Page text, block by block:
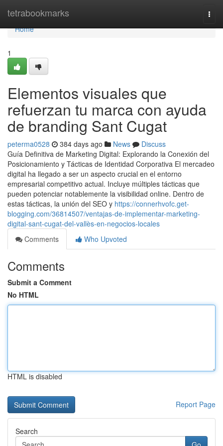
tetrabookmarks
Home
Home
1
Elementos visuales que
refuerzan tu marca con ayuda
de branding Sant Cugat
peterma0528 384 days ago News
Discuss
Guía Definitiva de Marketing Digital: Explorando la Conexión del
Posicionamiento y Tácticas de Identidad Corporativa El mercadeo
digital ha llegado a ser un aspecto crucial en el entorno
empresarial competitivo actual. Incluye múltiples tácticas que
pueden potenciar notablemente la visibilidad online. Dentro de
estas tácticas, la unión del SEO y https://connerhvofc.get-
blogging.com/36814507/ventajas-de-implementar-marketing-
digital-sant-cugat-del-vallès-en-negocios-locales
Comments
Who Upvoted
Comments
Submit a Comment
No HTML
HTML is disabled
Report Page
Search